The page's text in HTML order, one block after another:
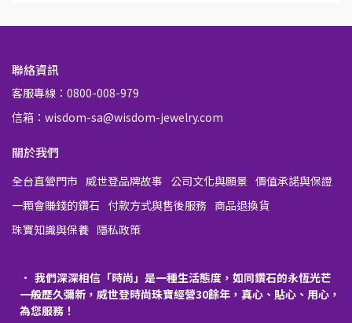
聯絡資訊
客服專線：0800-008-979
信箱：wisdom-sa@wisdom-jewelry.com
關於我們
全台直營門市 威世登品牌故事 公司文化與願景 價值承諾與保證
一顆會賺錢的鑽石 付款方式與售後服務 商品退換貨
珠寶知識與保養 隱私政策
我們深深相信「時尚」是一種生活態度，如同鑽石的永恆光芒
一般歷久彌新，威世登時尚珠寶經營30餘年，真心、貼心、用心，
為您服務！